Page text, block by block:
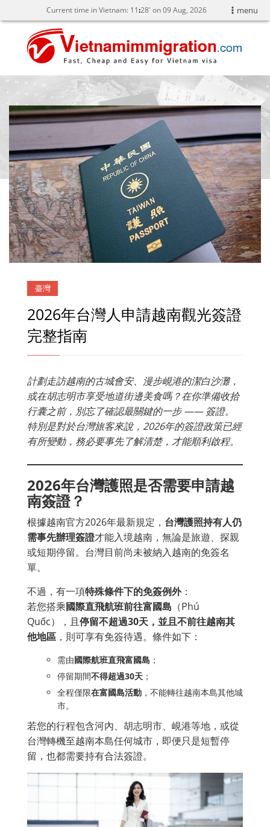
menu
Current time in Vietnam: 11:28' on 09 Aug, 2026
臺灣
2026年台灣人申請越南觀光簽證
完整指南
計劃走訪越南的古城會安、漫步峴港的潔白沙灘，
或在胡志明市享受地道街邊美食嗎？在你準備收拾
行囊之前，別忘了確認最關鍵的一步 —— 簽證。
特別是對於台灣旅客來說，2026年的簽證政策已經
有所變動，務必要事先了解清楚，才能順利啟程。
2026年台灣護照是否需要申請越
南簽證？
根據越南官方2026年最新規定， 台灣護照持有人仍
需事先辦理簽證才能入境越南，無論是旅遊、探親
或短期停留。台灣目前尚未被納入越南的免簽名
單。
不過，有一項特殊條件下的免簽例外：
若您搭乘國際直飛航班前往富國島 （Phú
Quốc），且停留不超過30天，並且不前往越南其
他地區 ，則可享有免簽待遇。條件如下：
需由國際航班直飛富國島 ；
停留期間不得超過30天 ；
全程僅限在富國島活動 ，不能轉往越南本島其他城
市。
若您的行程包含河內、胡志明市、峴港等地，或從
台灣轉機至越南本島任何城市，即便只是短暫停
留，也都需要持有合法簽證。